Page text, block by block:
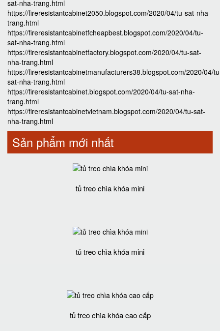
sat-nha-trang.html
https://fireresistantcabinet2050.blogspot.com/2020/04/tu-sat-nha-
trang.html
https://fireresistantcabinetfcheapbest.blogspot.com/2020/04/tu-
sat-nha-trang.html
https://fireresistantcabinetfactory.blogspot.com/2020/04/tu-sat-
nha-trang.html
https://fireresistantcabinetmanufacturers38.blogspot.com/2020/04/
sat-nha-trang.html
https://fireresistantcabinet.blogspot.com/2020/04/tu-sat-nha-
trang.html
https://fireresistantcabinetvietnam.blogspot.com/2020/04/tu-sat-
nha-trang.html
Sản phẩm mới nhất
tủ treo chìa khóa mini
tủ treo chìa khóa mini
tủ treo chìa khóa cao cấp